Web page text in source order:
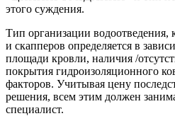
этого суждения.
Тип организации водоотведения,
и скапперов определяется в
площади кровли, наличия /
покрытия гидроизоляционного
факторов. Учитывая цену
решения, всем этим должен
специалист.